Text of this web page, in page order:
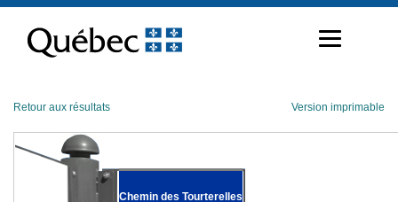
contenu
Retour aux résultats Version imprimable
Chemin des Tourterelles